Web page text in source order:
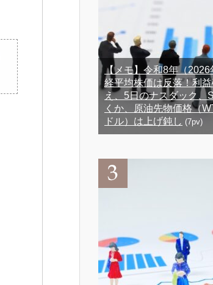
【メモ】令和8年（2026
経平均株価は反落！利
え、5日のナスダック、
くか、原油先物価格（
ドル）は上げ鈍し (7pv)